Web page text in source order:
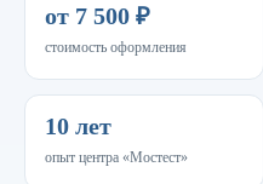
от 7 500 ₽
стоимость оформления
10 лет
опыт центра «Мостест»